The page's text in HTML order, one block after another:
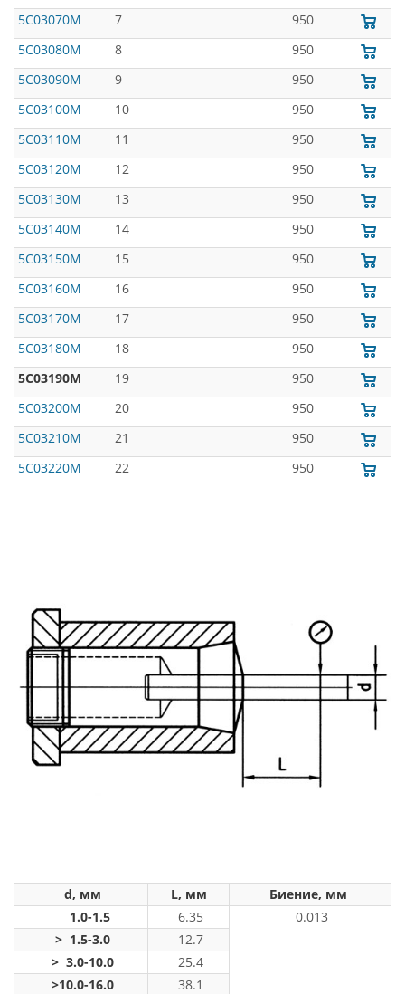
5C03070M
7
950
5C03080M
8
950
5C03090M
9
950
5C03100M
10
950
5C03110M
11
950
5C03120M
12
950
5C03130M
13
950
5C03140M
14
950
5C03150M
15
950
5C03160M
16
950
5C03170M
17
950
5C03180M
18
950
5C03190M
19
950
5C03200M
20
950
5C03210M
21
950
5C03220M
22 950
d, мм L, мм
Биение, мм
1.0-1.5
6.35
0.013
> 1.5-3.0
12.7
> 3.0-10.0
25.4
>10.0-16.0
38.1